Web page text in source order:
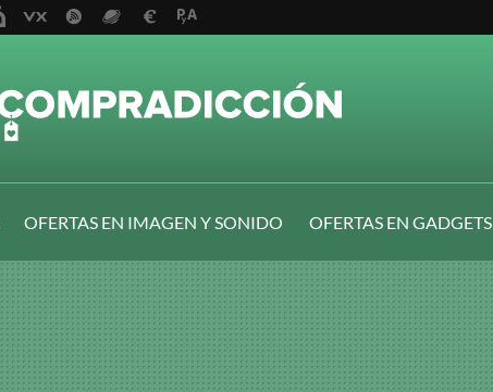
OFERTAS EN IMAGEN Y SONIDO
OFERTAS EN GADGETS